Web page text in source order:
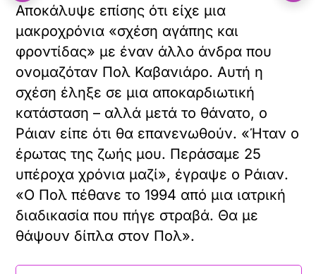
ερωτευμένο ζευγάρι. Το θαύμαζα αυτό»,
είπε. «Αλλά του υποσχέθηκα ότι δεν θα
έλεγα τίποτα, και κράτησα αυτή την
υπόσχεση. Ήταν στο χέρι του να μιλήσει
γι’ αυτό όταν θα ήταν έτοιμος».
Το πρωτότυπο άρθρο
https://www.in.gr/2024/06/15/life/lgbtqi/
ανήκει στο ΛΟΑΤΚΙ+ – in.gr